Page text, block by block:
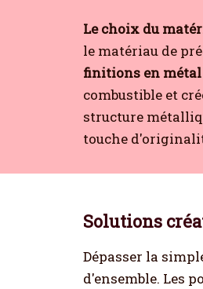
Le choix du
le matériau de
finitions en métal
combustible et
structure
touche
Solutions
Dépasser la
d'ensemble. Les